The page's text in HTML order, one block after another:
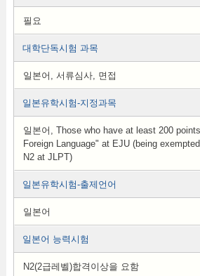
필요
대학단독시험 과목
일본어, 서류심사, 면접
일본유학시험-지정과목
일본어, Those who have at least 200
Foreign Language" at EJU (being
N2 at JLPT)
일본유학시험-출제언어
일본어
일본어 능력시험
N2(2급레벨)합격이상을 요함